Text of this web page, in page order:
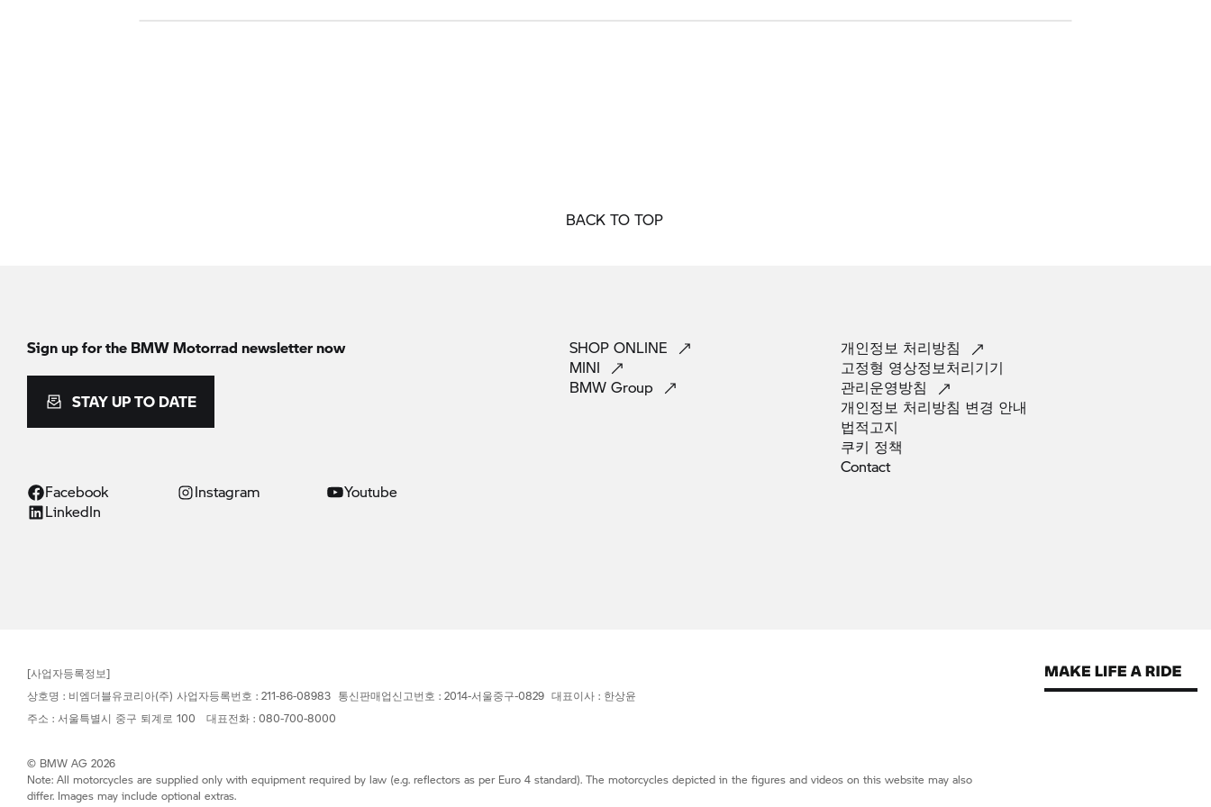
BACK TO TOP
Sign up for the BMW Motorrad newsletter now
STAY UP TO DATE
Facebook Instagram
Youtube
LinkedIn
SHOP ONLINE
MINI
BMW Group
개인정보 처리방침
고정형 영상정보처리기기
관리운영방침
개인정보 처리방침 변경 안내
법적고지
쿠키 정책
Contact
[사업자등록정보]
상호명 : 비엠더블유코리아(주) 사업자등록번호 : 211-86-08983 통신판매업신고번호 : 2014-서울중구-0829 대표이사 : 한상윤
주소 : 서울특별시 중구 퇴계로 100 대표전화 : 080-700-8000
© BMW AG 2026
Note: All motorcycles are supplied only with equipment required by law (e.g. reflectors as per Euro 4 standard). The motorcycles depicted in the figures and videos on this website may also
differ. Images may include optional extras.